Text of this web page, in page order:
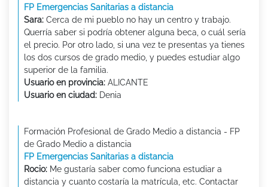
FP Emergencias Sanitarias a distancia
Sara: Cerca de mi pueblo no hay un centro y trabajo.
Querría saber si podría obtener alguna beca, o cuál sería
el precio. Por otro lado, si una vez te presentas ya tienes
los dos cursos de grado medio, y puedes estudiar algo
superior de la familia.
Usuario en provincia: ALICANTE
Usuario en ciudad: Denia
Formación Profesional de Grado Medio a distancia - FP
de Grado Medio a distancia
FP Emergencias Sanitarias a distancia
Rocio: Me gustaría saber como funciona estudiar a
distancia y cuanto costaría la matrícula, etc. Contactar